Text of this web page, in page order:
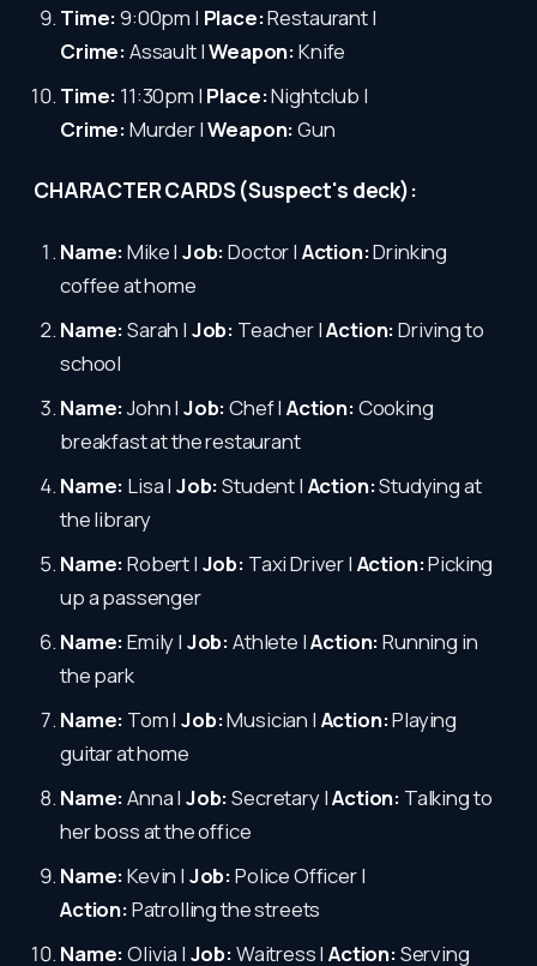
Time:9:00pm | Place:Restaurant |
Crime:Assault |Weapon:Knife
Time: 11:30pm | Place:Nightclub |
Crime:Murder |Weapon:Gun
CHARACTER CARDS (Suspect's deck):
Name:Mike | Job:Doctor | Action:Drinking
coffee at home
Name:Sarah | Job: Teacher |Action:Driving to
school
Name:John | Job:Chef |Action:Cooking
breakfast at the restaurant
Name: Lisa | Job:Student | Action:Studying at
the library
Name:Robert | Job: Taxi Driver | Action:Picking
up a passenger
Name:Emily | Job:Athlete |Action:Running in
the park
Name: Tom |Job:Musician | Action:Playing
guitar at home
Name:Anna | Job:Secretary |Action: Talking to
her boss at the office
Name:Kevin | Job:Police Officer |
Action:Patrolling the streets
Name:Olivia | Job:Waitress |Action:Serving